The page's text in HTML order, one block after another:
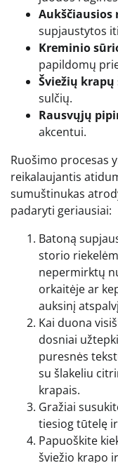
Aukščiausios
supjaustytos
Kreminio
papildomų
Šviežių krapų
sulčių.
Rausvųjų
akcentui.
Ruošimo procesas
reikalaujantis
sumuštinukas
padaryti geriausiai:
Batoną
storio
nepermirktų
orkaitėje ar
auksinį
Kai duona
dosniai
puresnės
su šlakeliu
krapais.
Gražiai
tiesiog tūtelę
Papuoškite
šviežio krapo